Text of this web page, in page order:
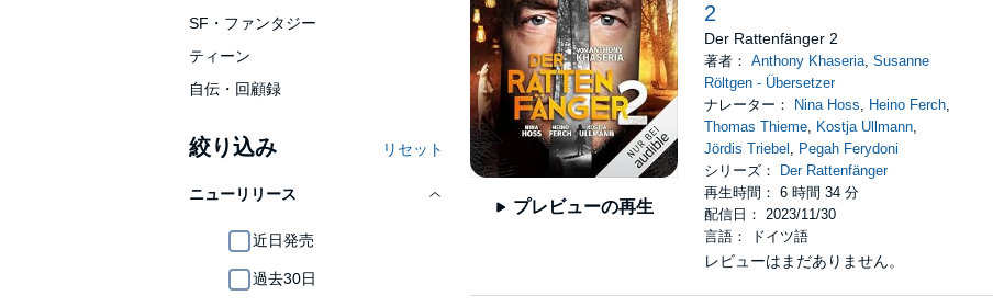
SF・ファンタジー
ティーン
自伝・回顧録
絞り込み リセット
ニューリリース
近日発売
過去30日
プレビューの再生
2
Der Rattenfänger 2
著者：Anthony Khaseria,Susanne
Röltgen - Übersetzer
ナレーター：
Nina Hoss, Heino Ferch,
Thomas Thieme, Kostja Ullmann,
Jördis Triebel , Pegah Ferydoni
シリーズ：
Der Rattenfänger
再生時間： 6 時間 34 分
配信日： 2023/11/30
言語： ドイツ語
レビューはまだありません。